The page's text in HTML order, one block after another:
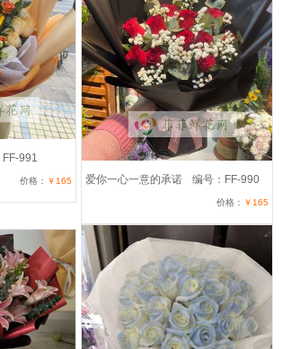
991
价格： ￥165 爱你一心一意的承诺 编号：FF-990
价格： ￥165